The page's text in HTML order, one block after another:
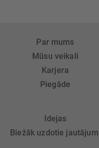
Par mums
Mūsu veikali
Karjera
Piegāde
Idejas
Biežāk uzdotie